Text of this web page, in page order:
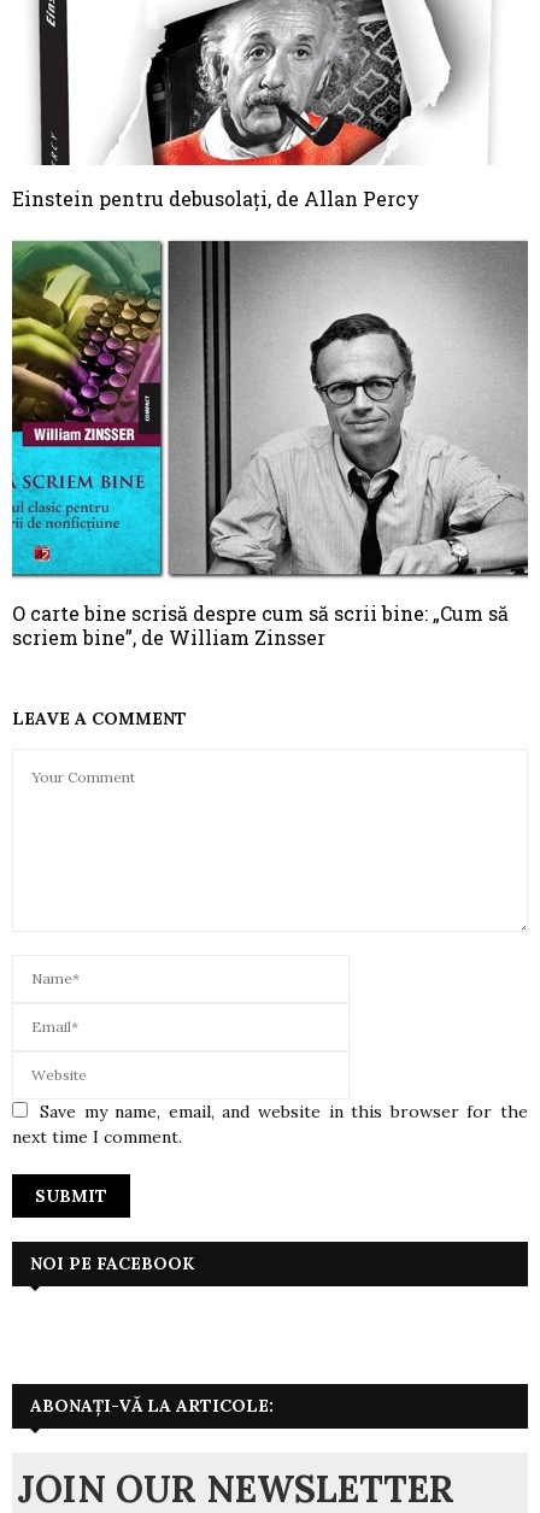
Einstein pentru debusolați, de Allan Percy
O carte bine scrisă despre cum să scrii bine: „Cum să
scriem bine”, de William Zinsser
LEAVE A COMMENT
Save my name, email, and website in this browser for the
next time I comment.
NOI PE FACEBOOK
ABONAȚI-VĂ LA ARTICOLE:
JOIN OUR NEWSLETTER